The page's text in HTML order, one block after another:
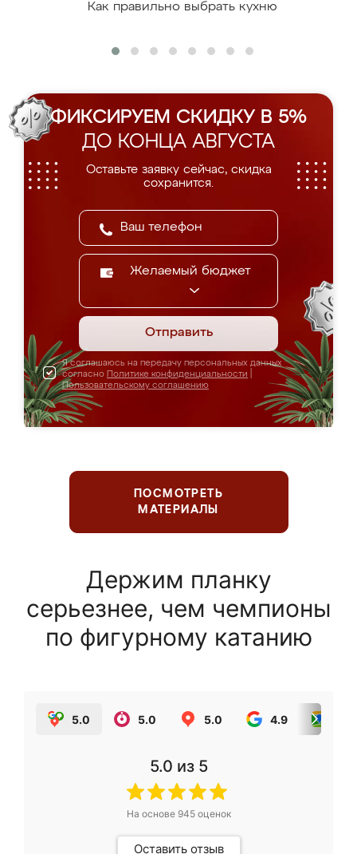
Как правильно выбрать кухню
ФИКСИРУЕМ СКИДКУ В 5%
ДО КОНЦА АВГУСТА
Оставьте заявку сейчас, скидка
сохранится.
Желаемый бюджет
Отправить
Я соглашаюсь на передачу персональных данных
согласно Политике конфиденциальности
Пользовательскому соглашению
ПОСМОТРЕТЬ
МАТЕРИАЛЫ
Держим планку
серьезнее, чем чемпионы
по фигурному катанию
5.0 5.0 5.0 4.9
5.0 из 5
На основе 945оценок
Оставить отзыв